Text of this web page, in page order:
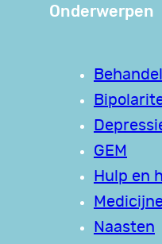
Onderwerpen
GEM
Hulp en
Naasten